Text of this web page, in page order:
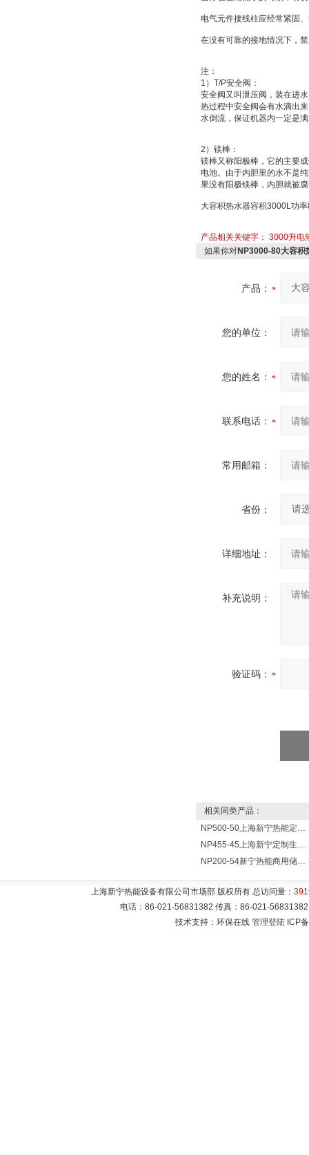
电气元件接线柱应经常紧固
在没有可靠的接地情况下，
注：
1 ） T/P安全阀：
安全阀又叫泄压阀 ，装在进
热过程中安全阀会有水滴出
水倒流，保证机器内一定是
2 ） 镁棒：
镁棒又称阳极棒 ，它的主要
电池。由于内胆里的水不是
果没有阳极镁棒，内胆就被
大容积热水器容积3000L功率
产品相关关键字： 3000升电
如果你对NP3000-80大容积
产品：
您的单位：
您的姓名：
联系电话：
常用邮箱：
省份：
详细地址：
补充说明：
验证码：
相关同类产品：
NP500-50上海新宁热能定制各式不锈钢水箱容器
NP455-45上海新宁定制生产各式不锈钢容器
NP200-54新宁热能商用储水式电热水器V=200升N=54千瓦
上海新宁热能设备有限公司市场部 版权所有 总访问量：
电话：86-021-56831382 传真：86-021-
技术支持：环保在线 管理登陆 ICP